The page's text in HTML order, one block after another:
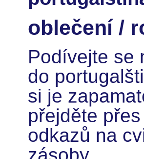
oblečení /
Podívejte se
do
si je
přejděte
odkazů na
zásoby.